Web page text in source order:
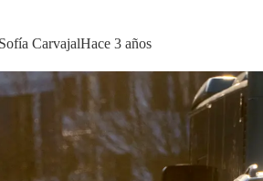
CarvajalHace 3 años